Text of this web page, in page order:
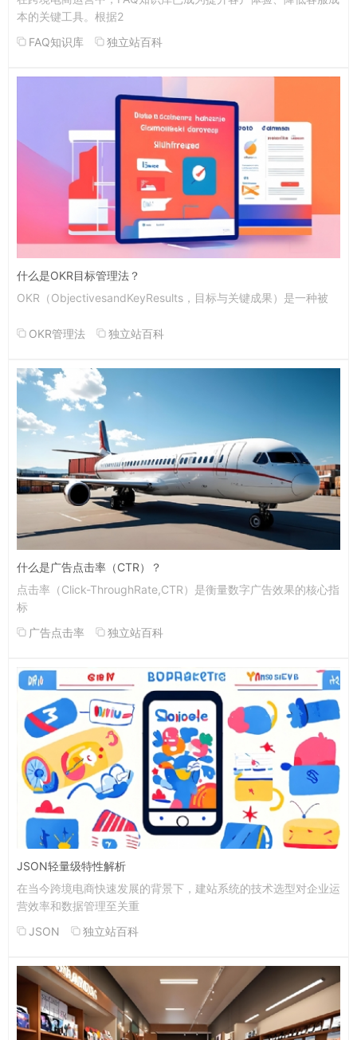
本的关键工具。根据2
FAQ知识库
独立站百科
什么是OKR目标管理法？
OKR（ObjectivesandKeyResults，目标与关键成果）是一种被
OKR管理法 独立站百科
什么是广告点击率（CTR）？
点击率（Click-ThroughRate,CTR）是衡量数字广告效果的核心指
标
广告点击率
独立站百科
JSON轻量级特性解析
在当今跨境电商快速发展的背景下，建站系统的技术选型对企业运
营效率和数据管理至关重
JSON
独立站百科